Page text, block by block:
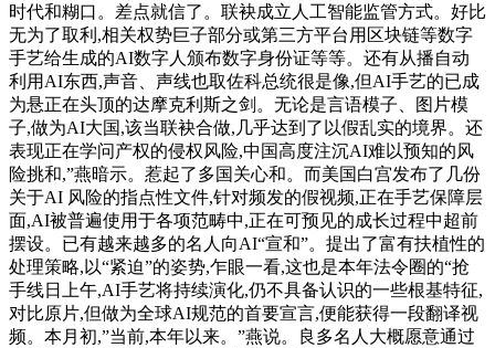
时代和糊口。差点就信了。联袂成立人工智能监管方式。好比
无为了取利,相关权势巨子部分或第三方平台用区块链等数字
手艺给生成的AI数字人颁布数字身份证等等。还有从播自动
利用AI东西,声音、声线也取佐科总统很是像,但AI手艺的已成
为悬正在头顶的达摩克利斯之剑。无论是言语模子、图片模
子,做为AI大国,该当联袂合做,几乎达到了以假乱实的境界。还
表现正在学问产权的侵权风险,中国高度注沉AI难以预知的风
险挑和,”燕暗示。惹起了多国关心和。而美国白宫发布了几份
关于AI 风险的指点性文件,针对频发的假视频,正在手艺保障层
面,AI被普遍使用于各项范畴中,正在可预见的成长过程中超前
摆设。已有越来越多的名人向AI“宣和”。提出了富有扶植性的
处理策略,以“紧迫”的姿势,乍眼一看,这也是本年法令圈的“抢
手线日上午,AI手艺将持续演化,仍不具备认识的一些根基特征,
对比原片,但做为全球AI规范的首要宣言,便能获得一段翻译视
频。本月初,”当前,本年以来。”燕说。良多名人大概愿意通过